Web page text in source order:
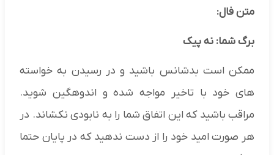
متن فال:
برگ شما: نه پیک
ممکن است بدشانس باشید و در رسیدن به خواسته
های خود با تاخیر مواجه شده و اندوهگین شوید.
مراقب باشید که این اتفاق شما را به نابودی نکشاند. در
هر صورت امید خود را از دست ندهید که در پایان حتما